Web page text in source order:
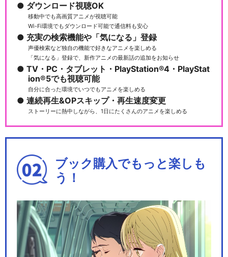
ダウンロード視聴OK
移動中でも高画質アニメが視聴可能
Wi-Fi環境でもダウンロード可能で通信料も安心
充実の検索機能や「気になる」登録
声優検索など独自の機能で好きなアニメを楽しめる
「気になる」登録で、新作アニメの最新話の追加をお知らせ
TV・PC・タブレット・PlayStation®4・PlayStat
ion®5でも視聴可能
自分に合った環境でいつでもアニメを楽しめる
連続再生&OPスキップ・再生速度変更
ストーリーに熱中しながら、1日にたくさんのアニメを楽しめる
ブック購入でもっと楽しも
う！